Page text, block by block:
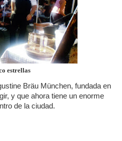
estrellas
Bräu München, fundada en
y que ahora tiene un enorme
de la ciudad.